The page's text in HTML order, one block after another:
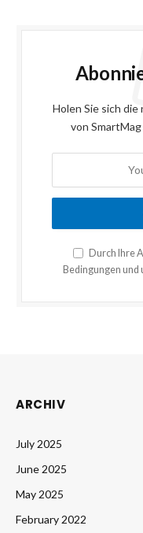
Holen Sie sich
von
Durch Ihre
Bedingungen und
ARCHIV
July 2025
June 2025
May 2025
February 2022